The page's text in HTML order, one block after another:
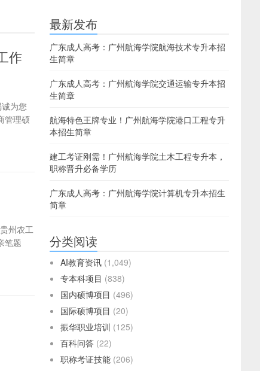
作
为您
管理硕
州农工
笔题
最新发布
广东成人高考：广州航海学院航海技术专升本招
生简章
广东成人高考：广州航海学院交通运输专升本招
生简章
航海特色王牌专业！广州航海学院港口工程专升
本招生简章
建工考证刚需！广州航海学院土木工程专升本，
职称晋升必备学历
广东成人高考：广州航海学院计算机专升本招生
简章
分类阅读
AI教育资讯 (1,049)
专本科项目 (838)
国内硕博项目 (496)
国际硕博项目 (20)
振华职业培训 (125)
百科问答 (22)
职称考证技能 (206)